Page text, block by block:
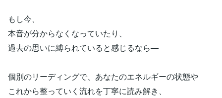
もし今、
本音が分からなくなっていたり、
過去の思いに縛られていると感じるなら—
個別のリーディングで、あなたのエネルギーの状態や
これから整っていく流れを丁寧に読み解き、